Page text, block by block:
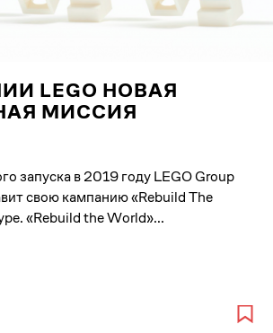
LEGO НОВАЯ
МИССИЯ
запуска в 2019 году LEGO Group
свою кампанию «Rebuild The
«Rebuild the World»...